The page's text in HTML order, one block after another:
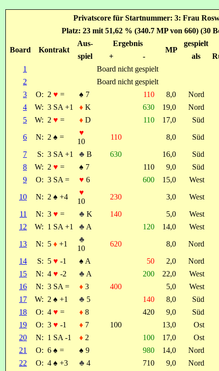
Privatscore für Startnummer: 3: Frau
Platz: 23 mit 51,62 % (340.7 MP von 660) (30
Board Kontrakt
Aus- Ergebnis
MP
gespielt
spiel
+ - als
1
Board nicht gespielt
2
Board nicht gespielt
3
O: 2 ♥ = ♠ 7 110 8,0
Nord
4
W: 3 SA +1 ♦ K 630 19,0
Nord
5
W: 2 ♥ = ♦ D 110 17,0 Süd
6 N: 2 ♠ =
♥
10
110 8,0 Süd
7 S: 3 SA +1 ♣ B 630 16,0
Süd
8
W: 2 ♥ = ♠ 7 110 9,0
Süd
9
O: 3 SA = ♥ 6 600 15,0 West
10 N: 2 ♠ +4
♥
10
230 3,0 West
11 N: 3 ♥ = ♣ K 140 5,0
West
12
W: 1 SA +1 ♣ A 120 14,0 West
13 N: 5 ♦ +1
♣
10
620 8,0 Nord
14 S: 5 ♥ -1 ♠ A 50 2,0
Nord
15
N: 4 ♥ -2 ♣ A 200 22,0
West
16
N: 3 SA = ♦ 3 400 5,0
West
17
W: 2 ♠ +1 ♣ 5 140 8,0
Süd
18
O: 4 ♥ = ♦ 8 420 9,0
Süd
19
O: 3 ♥ -1 ♦ 7 100 13,0
Ost
20
N: 1 SA -1 ♦ 2 100 17,0
Ost
21
O: 6 ♠ = ♠ 9 980 14,0
Nord
22
O: 4 ♠ +3 ♣ 4 710 9,0
Nord